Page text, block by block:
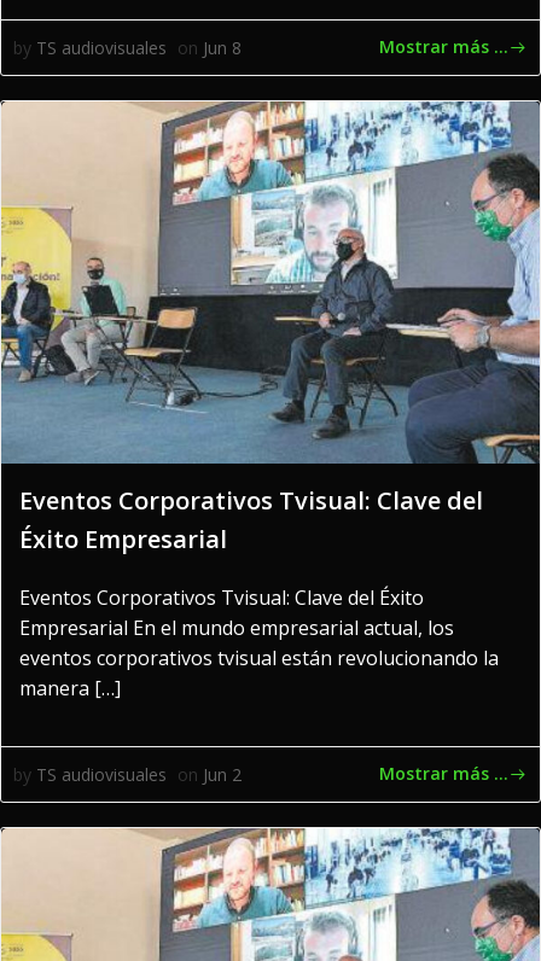
by TS audiovisuales on Jun 8 Mostrar más ...
Eventos Corporativos Tvisual: Clave del
Éxito Empresarial
Eventos Corporativos Tvisual: Clave del Éxito
Empresarial En el mundo empresarial actual, los
eventos corporativos tvisual están revolucionando la
manera […]
by TS audiovisuales on Jun 2 Mostrar más ...